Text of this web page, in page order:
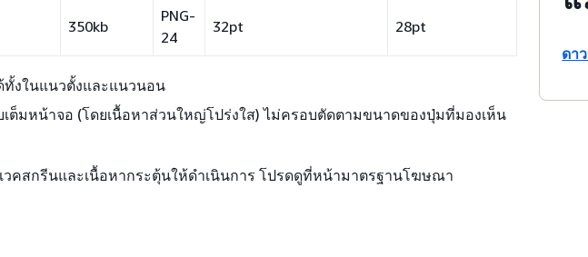
350kb
PNG-
24
32pt 28pt
ทั้งในแนวตั้งและแนวนอน
ต็มหน้าจอ (โดยเนื้อหาส่วนใหญ่โปร่งใส) ไม่ครอบตัดตามขนาดของปุ่มที่มองเห็น
วคสกรีนและเนื้อหากระตุ้นให้ดำเนินการ โปรดดูที่หน้ามาตรฐานโฆษณา
ดา